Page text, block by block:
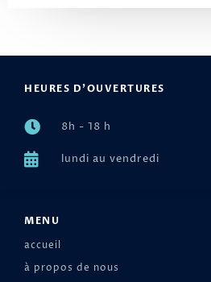
MENU
accueil
à propos de nous
HEURES D'OUVERTURES
8h - 18 h
lundi au vendredi